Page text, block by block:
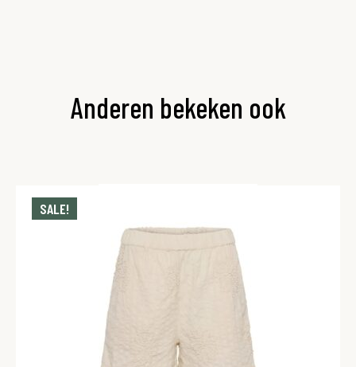
Anderen bekeken ook
SALE!